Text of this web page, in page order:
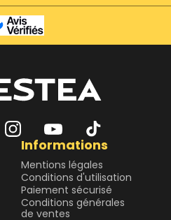
Informations
Mentions légales
Conditions d'utilisation
Paiement sécurisé
Conditions générales
de ventes